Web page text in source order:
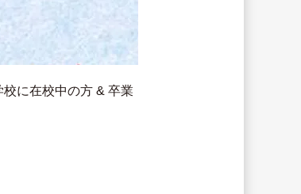
に在校中の方 & 卒業